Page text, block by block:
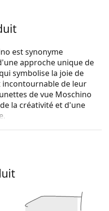
est synonyme
approche unique de
symbolise la joie de
de leur
de vue Moschino
la créativité et d'une
17 52sont des lunettes
s'accorde
ou noirs.
un choix idéal pour les